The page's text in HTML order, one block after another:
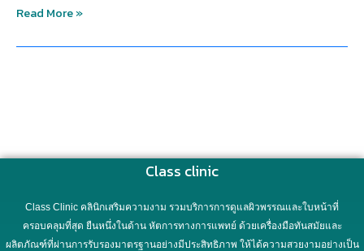
Read More »
Class clinic
Class Clinic คลินิกเสริมความงาม รวมบริการการดูแลผิวพรรณและใบหน้าที่
ครอบคลุมที่สุด ยืนหนึ่งในด้าน หัตการทางการแพทย์ ด้วยเครื่องมือทันสมัยและ
ผลิตภัณฑ์ที่ผ่านการรับรองมาตรฐานอย่างมีประสิทธิภาพ ให้ได้ความสวยงามอย่างเป็น